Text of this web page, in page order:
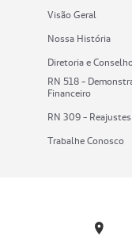
Visão Geral
Nossa História
Diretoria e
RN 518 -
Financeiro
RN 309 - Reajustes
Trabalhe Conosco